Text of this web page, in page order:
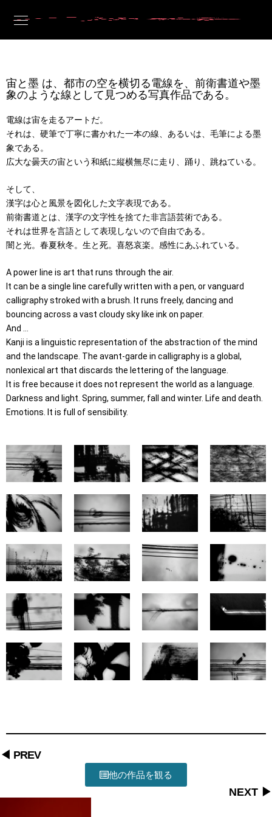
宙と墨 は、都市の空を横切る電線を、前衛書道や墨
象のような線として見つめる写真作品である。
電線は宙を走るアートだ。
それは、硬筆で丁寧に書かれた一本の線、あるいは、毛筆による墨
象である。
広大な曇天の宙という和紙に縦横無尽に走り、踊り、跳ねている。
そして、
漢字は心と風景を図化した文字表現である。
前衛書道とは、漢字の文字性を捨てた非言語芸術である。
それは世界を言語として表現しないので自由である。
闇と光。春夏秋冬。生と死。喜怒哀楽。感性にあふれている。
A power line is art that runs through the air.
It can be a single line carefully written with a pen, or vanguard
calligraphy stroked with a brush. It runs freely, dancing and
bouncing across a vast cloudy sky like ink on paper.
And …
Kanji is a linguistic representation of the abstraction of the mind
and the landscape. The avant-garde in calligraphy is a global,
nonlexical art that discards the lettering of the language.
It is free because it does not represent the world as a language.
Darkness and light. Spring, summer, fall and winter. Life and death.
Emotions. It is full of sensibility.
◀ PREV
他の作品を観る
NEXT ▶